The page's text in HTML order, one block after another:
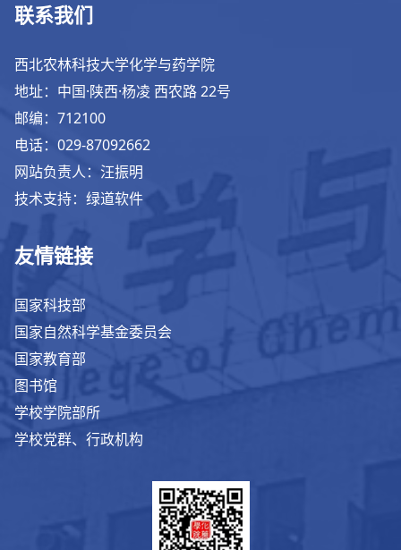
联系我们
西北农林科技大学化学与药学院
地址：中国·陕西·杨凌 西农路 22号
邮编：712100
电话：029-87092662
网站负责人：汪振明
技术支持：绿道软件
友情链接
国家科技部
国家自然科学基金委员会
国家教育部
图书馆
学校学院部所
学校党群、行政机构